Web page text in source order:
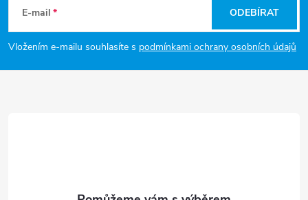
v
p
a
E-mail
Vložením e-mailu souhlasíte s podmínkami ochrany osobních údajů
ODEBÍRAT